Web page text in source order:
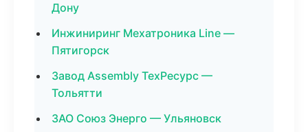
Дону
Инжиниринг Мехатроника Line —
Пятигорск
Завод Assembly ТехРесурс —
Тольятти
ЗАО Союз Энерго — Ульяновск